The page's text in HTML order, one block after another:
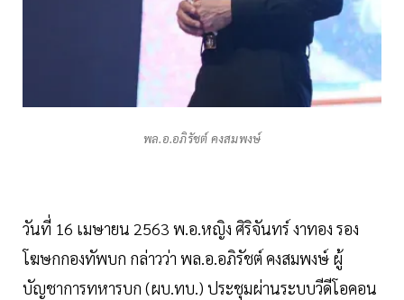
พล.อ.อภิรัชต์ คงสมพงษ์
วันที่ 16 เมษายน 2563 พ.อ.หญิง ศิริจันทร์ งาทอง รอง
โฆษกกองทัพบก กล่าวว่า พล.อ.อภิรัชต์ คงสมพงษ์ ผู้
บัญชาการทหารบก (ผบ.ทบ.) ประชุมผ่านระบบวีดีโอคอน